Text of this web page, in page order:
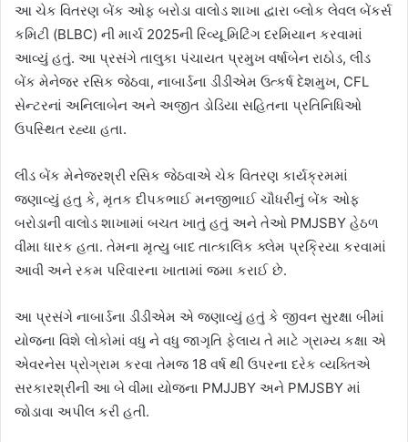
આ ચેક વિતરણ બેંક ઓફ બરોડા વાલોડ શાખા દ્વારા બ્લોક લેવલ બેંકર્સ
કમિટી (BLBC) ની માર્ચ 2025ની રિવ્યૂ મિટિંગ દરમિયાન કરવામાં
આવ્યું હતું. આ પ્રસંગે તાલુકા પંચાયત પ્રમુખ વર્ષાબેન રાઠોડ, લીડ
બેંક મેનેજર રસિક જેઠવા, નાબાર્ડના ડીડીએમ ઉત્કર્ષ દેશમુખ, CFL
સેન્ટરનાં અનિલાબેન અને અજીત ડોડિયા સહિતના પ્રતિનિધિઓ
ઉપસ્થિત રહ્યા હતા.
લીડ બેંક મેનેજરશ્રી રસિક જેઠવાએ ચેક વિતરણ કાર્યક્રમમાં
જણાવ્યું હતુ કે, મૃતક દીપકભાઈ મનજીભાઈ ચૌધરીનું બેંક ઓફ
બરોડાની વાલોડ શાખામાં બચત ખાતું હતું અને તેઓ PMJSBY હેઠળ
વીમા ધારક હતા. તેમના મૃત્યુ બાદ તાત્કાલિક ક્લેમ પ્રક્રિયા કરવામાં
આવી અને રકમ પરિવારના ખાતામાં જમા કરાઈ છે.
આ પ્રસંગે નાબાર્ડના ડીડીએમ એ જણાવ્યું હતું કે જીવન સુરક્ષા બીમાં
યોજના વિશે લોકોમાં વધુ ને વધુ જાગૃતિ ફેલાય તે માટે ગ્રામ્ય કક્ષા એ
એવરનેસ પ્રોગ્રામ કરવા તેમજ 18 વર્ષ થી ઉપરના દરેક વ્યક્તિએ
સરકારશ્રીની આ બે વીમા યોજના PMJJBY અને PMJSBY માં
જોડાવા અપીલ કરી હતી.